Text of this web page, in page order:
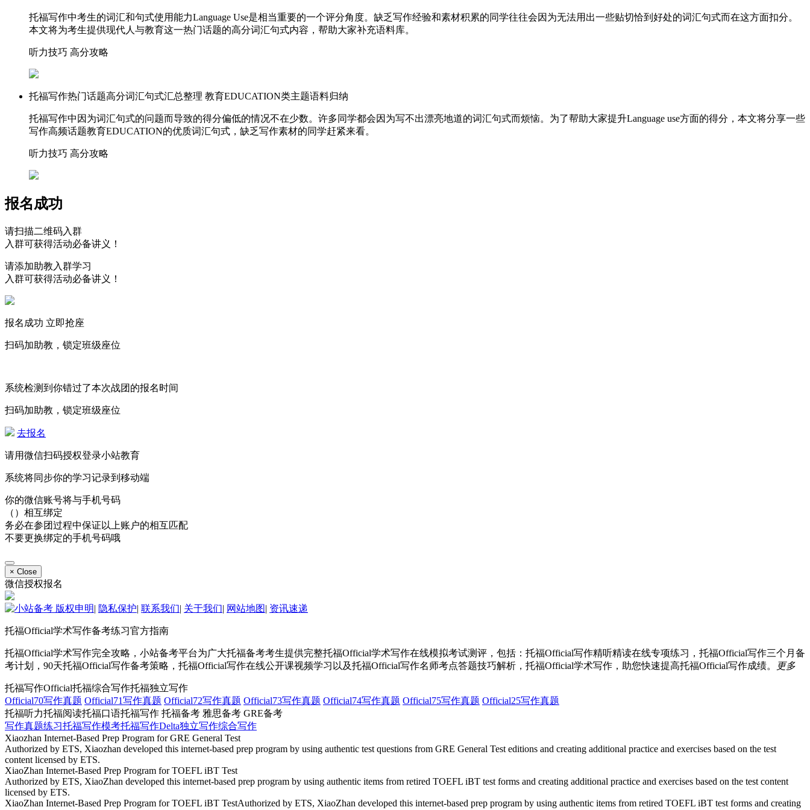
托福写作中考生的词汇和句式使用能力Language Use是相当重要的一个评分角度。缺乏写作经验和素材积累的同学往往会因为无法用出一些贴切恰到好处的词汇句式而在这方面扣分。
本文将为考生提供现代人与教育这一热门话题的高分词汇句式内容，帮助大家补充语料库。
听力技巧 高分攻略
托福写作热门话题高分词汇句式汇总整理 教育EDUCATION类主题语料归纳
托福写作中因为词汇句式的问题而导致的得分偏低的情况不在少数。许多同学都会因为写不出漂亮地道的词汇句式而烦恼。为了帮助大家提升Language use方面的得分，本文将分享一些
写作高频话题教育EDUCATION的优质词汇句式，缺乏写作素材的同学赶紧来看。
听力技巧 高分攻略
报名成功
请扫描二维码入群
入群可获得活动必备讲义！
请添加助教入群学习
入群可获得活动必备讲义！
报名成功 立即抢座
扫码加助教，锁定班级座位
系统检测到你错过了本次战团的报名时间
扫码加助教，锁定班级座位
去报名
请用微信扫码授权登录小站教育
系统将同步你的学习记录到移动端
你的微信账号将与手机号码
（） 相互绑定
务必在参团过程中保证以上账户的相互匹配
不要更换绑定的手机号码哦
× Close
微信授权报名
版权申明| 隐私保护| 联系我们| 关于我们| 网站地图| 资讯速递
托福Official学术写作备考练习官方指南
托福Official学术写作完全攻略，小站备考平台为广大托福备考考生提供完整托福Official学术写作在线模拟考试测评，包括：托福Official写作精听精读在线专项练习，托福Official写作三个月备
考计划，90天托福Official写作备考策略，托福Official写作在线公开课视频学习以及托福Official写作名师考点答题技巧解析，托福Official学术写作，助您快速提高托福Official写作成绩。
更多
托福写作Official托福综合写作托福独立写作
Official70写作真题 Official71写作真题 Official72写作真题 Official73写作真题 Official74写作真题 Official75写作真题 Official25写作真题
托福听力托福阅读托福口语托福写作 托福备考 雅思备考 GRE备考
写作真题练习托福写作模考托福写作Delta独立写作综合写作
Xiaozhan Internet-Based Prep Program for GRE General Test
Authorized by ETS, Xiaozhan developed this internet-based prep program by using authentic test questions from GRE General Test editions and creating additional practice and exercises based on the test
content licensed by ETS.
XiaoZhan Internet-Based Prep Program for TOEFL iBT Test
Authorized by ETS, XiaoZhan developed this internet-based prep program by using authentic items from retired TOEFL iBT test forms and creating additional practice and exercises based on the test content
licensed by ETS.
XiaoZhan Internet-Based Prep Program for TOEFL iBT TestAuthorized by ETS, XiaoZhan developed this internet-based prep program by using authentic items from retired TOEFL iBT test forms and creating